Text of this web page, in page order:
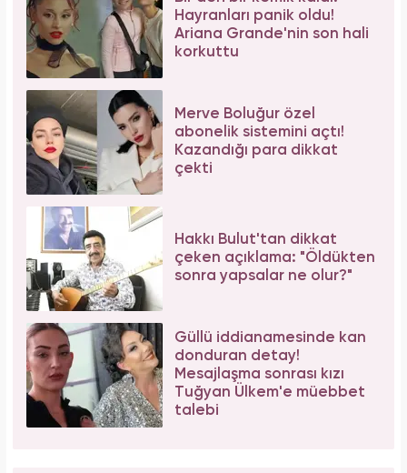
Hayranları panik oldu!
Ariana Grande'nin son hali
korkuttu
Merve Boluğur özel
abonelik sistemini açtı!
Kazandığı para dikkat
çekti
Hakkı Bulut'tan dikkat
çeken açıklama: "Öldükten
sonra yapsalar ne olur?"
Güllü iddianamesinde kan
donduran detay!
Mesajlaşma sonrası kızı
Tuğyan Ülkem'e müebbet
talebi